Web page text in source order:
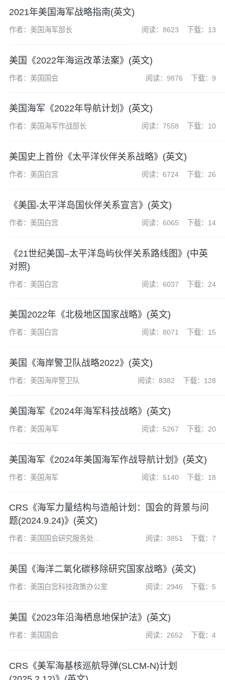
2021年美国海军战略指南(英文)
作者：美国海军部长 阅读：8623 下载：13
美国《2022年海运改革法案》(英文)
作者：美国国会 阅读：9876 下载：9
美国海军《2022年导航计划》(英文)
作者：美国海军作战部长 阅读：7558 下载：10
美国史上首份《太平洋伙伴关系战略》(英文)
作者：美国白宫 阅读：6724 下载：26
《美国-太平洋岛国伙伴关系宣言》(英文)
作者：美国白宫 阅读：6065 下载：14
《21世纪美国–太平洋岛屿伙伴关系路线图》(中英
对照)
作者：美国白宫 阅读：6037 下载：24
美国2022年《北极地区国家战略》(英文)
作者：美国白宫 阅读：8071 下载：15
美国《海岸警卫队战略2022》(英文)
作者：美国海岸警卫队 阅读：8382 下载：128
美国海军《2024年海军科技战略》(英文)
作者：美国海军 阅读：5267 下载：20
美国海军《2024年美国海军作战导航计划》(英文)
作者：美国海军 阅读：5140 下载：18
CRS《海军力量结构与造船计划：国会的背景与问
题(2024.9.24)》(英文)
作者：美国国会研究服务处
阅读：3851 下载：7
美国《海洋二氧化碳移除研究国家战略》(英文)
作者：美国白宫科技政策办公室 阅读：2946 下载：5
美国《2023年沿海栖息地保护法》(英文)
作者：美国国会 阅读：2652 下载：4
CRS《美军海基核巡航导弹(SLCM-N)计划